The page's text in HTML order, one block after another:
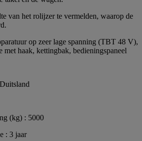
van het rolijzer te vermelden, waarop de
op zeer lage spanning (TBT 48 V),
met haak, kettingbak, bedieningspaneel
(kg) : 5000
: 3 jaar